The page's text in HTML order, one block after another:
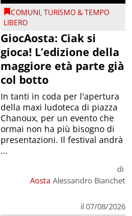
COMUNI,TURISMO & TEMPO
LIBERO
GiocAosta: Ciak si
gioca! L’edizione della
maggiore età parte già
col botto
Aosta
di
Alessandro Bianchet
il 07/08/2026
In tanti in coda per l'apertura
della maxi ludoteca di piazza
Chanoux, per un evento che
ormai non ha più bisogno di
presentazioni. Il festival andrà
...